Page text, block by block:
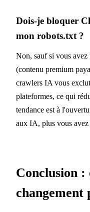
Dois-je bloquer
mon robots.txt ?
Non, sauf si vous avez
(contenu premium
crawlers IA vous exclut
plateformes, ce qui
tendance est à
aux IA, plus vous avez
Conclusion :
changement